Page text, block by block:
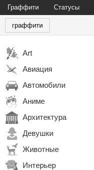
Граффити Статусы
граффити
Art
Авиация
Автомобили
Аниме
Архитектура
Девушки
Животные
Интерьер